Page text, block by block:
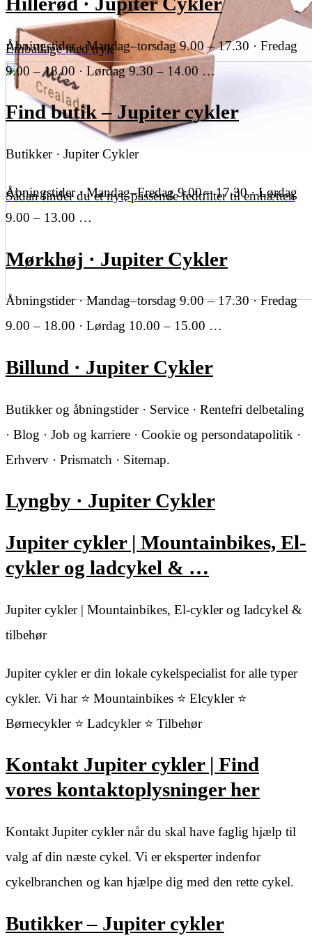
Emballage med tryk
Sådan finder du et nyt, passende fedtfilter til emhætten
Åbningstider · Mandag–torsdag 9.00 – 17.30 · Fredag
9.00 – 18.00 · Lørdag 9.30 – 14.00 …
Find butik – Jupiter cykler
Butikker · Jupiter Cykler
Åbningstider · Mandag–Fredag 9.00 – 17.30 · Lørdag
9.00 – 13.00 …
Mørkhøj · Jupiter Cykler
Åbningstider · Mandag–torsdag 9.00 – 17.30 · Fredag
9.00 – 18.00 · Lørdag 10.00 – 15.00 …
Billund · Jupiter Cykler
Butikker og åbningstider · Service · Rentefri delbetaling
· Blog · Job og karriere · Cookie og persondatapolitik ·
Erhverv · Prismatch · Sitemap.
Lyngby · Jupiter Cykler
Jupiter cykler | Mountainbikes, El-
cykler og ladcykel & …
Jupiter cykler | Mountainbikes, El-cykler og ladcykel &
tilbehør
Jupiter cykler er din lokale cykelspecialist for alle typer
cykler. Vi har ⭐ Mountainbikes ⭐ Elcykler ⭐
Børnecykler ⭐ Ladcykler ⭐ Tilbehør
Kontakt Jupiter cykler | Find
vores kontaktoplysninger her
Kontakt Jupiter cykler når du skal have faglig hjælp til
valg af din næste cykel. Vi er eksperter indenfor
cykelbranchen og kan hjælpe dig med den rette cykel.
Butikker – Jupiter cykler